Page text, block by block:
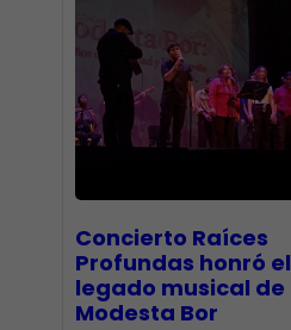
​Concierto Raíces
Profundas honró el
legado musical de
Modesta Bor